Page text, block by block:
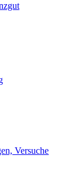
Versuche